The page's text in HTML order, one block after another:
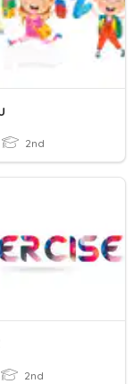
2nd
2nd